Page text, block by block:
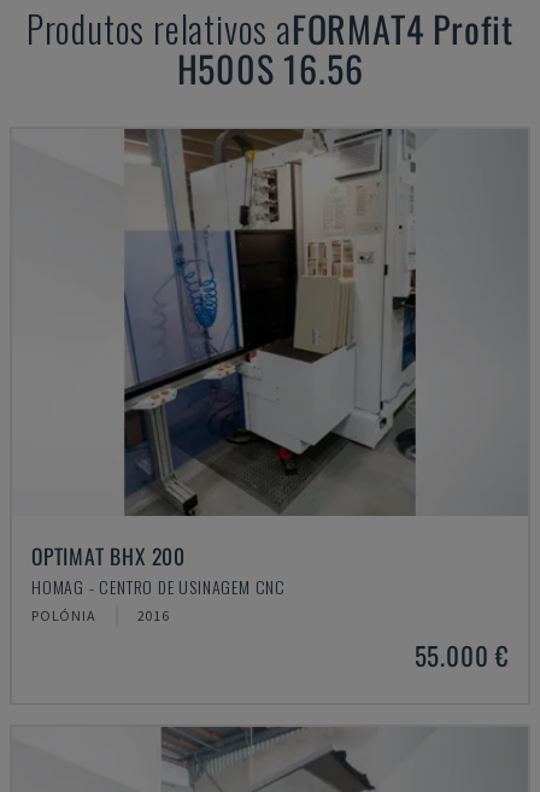
Produtos relativos aFORMAT4 Profit
H500S 16.56
OPTIMAT BHX 200
HOMAG - CENTRO DE USINAGEM CNC
POLÓNIA 2016
55.000 €